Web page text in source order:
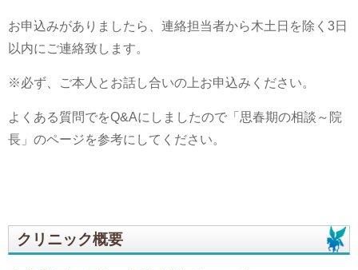
お申込みがありましたら、連絡担当者から木土日を除く3日
以内にご連絡致します。
※必ず、ご本人とお話し合いの上お申込みください。
よくある質問でをQ&Aにしましたので「思春期の相談～院
長」のページを参考にしてください。
クリニック概要